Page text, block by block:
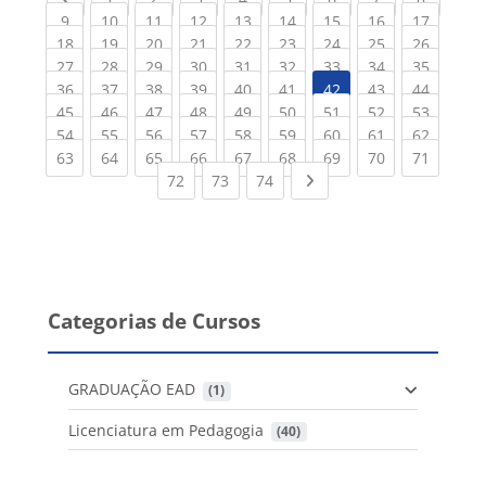
9(current)
10(current)
11(current)
12(current)
13(current)
14(current)
15(current)
16(current)
17
18(current)
19(current)
20(current)
21(current)
22(current)
23(current)
24(current)
25(current)
26
27(current)
28(current)
29(current)
30(current)
31(current)
32(current)
33(current)
34(current)
35
36(current)
37(current)
38(current)
39(current)
40(current)
41(current)
42 43(current)
44
45(current)
46(current)
47(current)
48(current)
49(current)
50(current)
51(current)
52(current)
53
54(current)
55(current)
56(current)
57(current)
58(current)
59(current)
60(current)
61(current)
62
63(current)
64(current)
65(current)
66(current)
67(current)
68(current)
69(current)
70(current)
71
72 (current)
73 (current)
74(current)Next page
Categorias de Cursos
GRADUAÇÃO EAD (1)
Licenciatura em Pedagogia (40)